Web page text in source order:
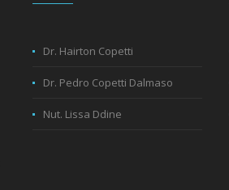
Dr. Hairton Copetti
Dr. Pedro Copetti Dalmaso
Nut. Lissa Ddine